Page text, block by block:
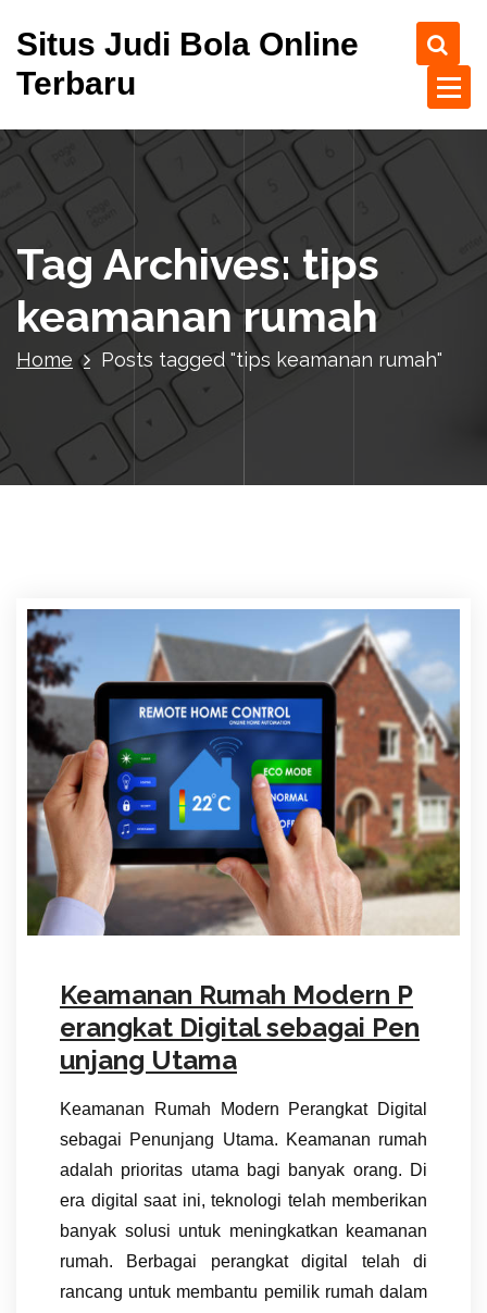
n
Situs Judi Bola Online
Terbaru
Tag Archives: tips
keamanan rumah
Home Posts tagged "tips keamanan rumah"
Keamanan Rumah Modern P
erangkat Digital sebagai Pen
unjang Utama
Keamanan Rumah Modern Perangkat Digital
sebagai Penunjang Utama. Keamanan rumah
adalah prioritas utama bagi banyak orang. Di
era digital saat ini, teknologi telah memberikan
banyak solusi untuk meningkatkan keamanan
rumah. Berbagai perangkat digital telah di
rancang untuk membantu pemilik rumah dalam